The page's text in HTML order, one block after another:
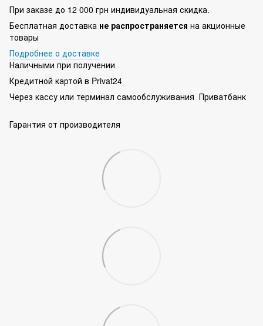
При заказе до 12 000 грн индивидуальная скидка.
Бесплатная доставка не распространяется на акционные
товары
Подробнее о доставке
Наличными при получении
Кредитной картой в Privat24
Через кассу или терминал самообслуживания Приватбанк
Гарантия от производителя